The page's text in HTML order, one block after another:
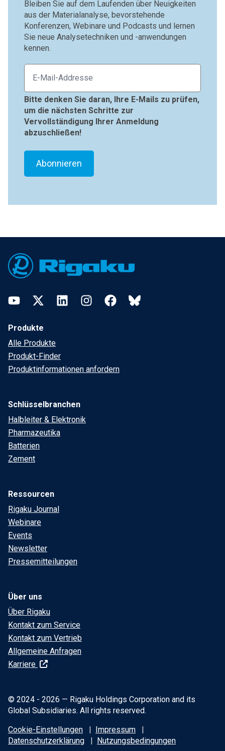
Bleiben Sie auf dem Laufenden über Neuigkeiten
aus der Materialanalyse, bevorstehende
Konferenzen, Webinare und Podcasts und lernen
Sie neue Analysetechniken und -anwendungen
kennen.
Bitte denken Sie daran, Ihre E-Mails zu prüfen,
um die nächsten Schritte zur
Vervollständigung Ihrer Anmeldung
abzuschließen!
YouTubeTwitter LinkedInInstagramFacebookBluesky
Produkte
Alle Produkte
Produkt-Finder
Produktinformationen anfordern
Schlüsselbranchen
Halbleiter & Elektronik
Pharmazeutika
Batterien
Zement
Ressourcen
Rigaku Journal
Webinare
Events
Newsletter
Pressemitteilungen
Über uns
Über Rigaku
Kontakt zum Service
Kontakt zum Vertrieb
Allgemeine Anfragen
Karriere
© 2024 - 2026 — Rigaku Holdings Corporation and its
Global Subsidiaries. All rights reserved.
Cookie-Einstellungen
Impressum
Datenschutzerklärung
Nutzungsbedingungen